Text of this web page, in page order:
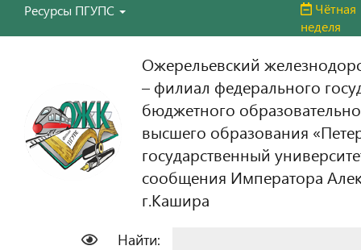
Ресурсы ПГУПС
Чётная
неделя
Ожерельевский
– филиал федерального
бюджетного
высшего образования
государственный
сообщения Императора
г.Кашира
Найти: